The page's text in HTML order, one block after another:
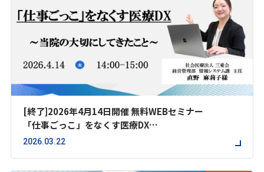
[終了]2026年4月14日開催 無料WEBセミナー
「仕事ごっこ」をなくす医療DX
～当院の大切にしてきたこと～
2026.03.22